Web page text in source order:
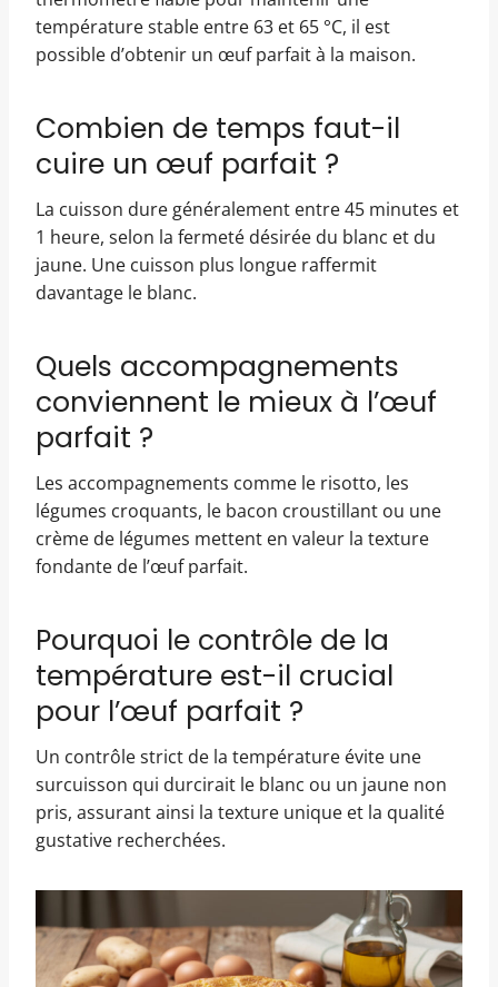
température stable entre 63 et 65 °C, il est
possible d’obtenir un œuf parfait à la maison.
Combien de temps faut-il
cuire un œuf parfait ?
La cuisson dure généralement entre 45 minutes et
1 heure, selon la fermeté désirée du blanc et du
jaune. Une cuisson plus longue raffermit
davantage le blanc.
Quels accompagnements
conviennent le mieux à l’œuf
parfait ?
Les accompagnements comme le risotto, les
légumes croquants, le bacon croustillant ou une
crème de légumes mettent en valeur la texture
fondante de l’œuf parfait.
Pourquoi le contrôle de la
température est-il crucial
pour l’œuf parfait ?
Un contrôle strict de la température évite une
surcuisson qui durcirait le blanc ou un jaune non
pris, assurant ainsi la texture unique et la qualité
gustative recherchées.